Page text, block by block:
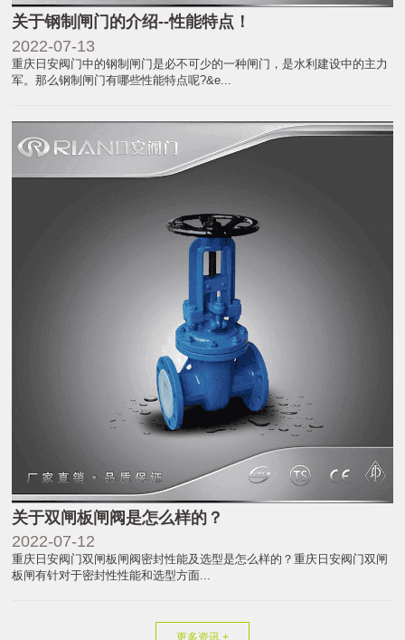
关于钢制闸门的介绍--性能特点！
2022-07-13
重庆日安阀门中的钢制闸门是必不可少的一种闸门，是水利建设中的主力
军。那么钢制闸门有哪些性能特点呢?&e...
关于双闸板闸阀是怎么样的？
2022-07-12
重庆日安阀门双闸板闸阀密封性能及选型是怎么样的？重庆日安阀门双闸
板闸有针对于密封性性能和选型方面...
更多资讯 +